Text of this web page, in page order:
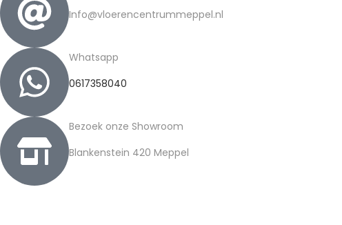
Info@vloerencentrummeppel.nl
Whatsapp
0617358040
Bezoek onze Showroom
Blankenstein 420 Meppel